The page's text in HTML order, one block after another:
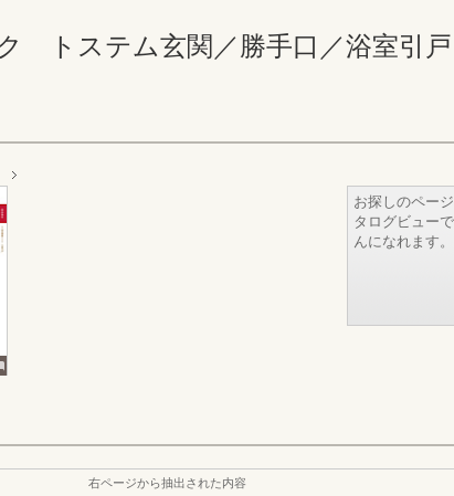
トステム玄関／勝手口／浴室引戸
お探しのペー
タログビュー
んになれます。
右ページから抽出された内容